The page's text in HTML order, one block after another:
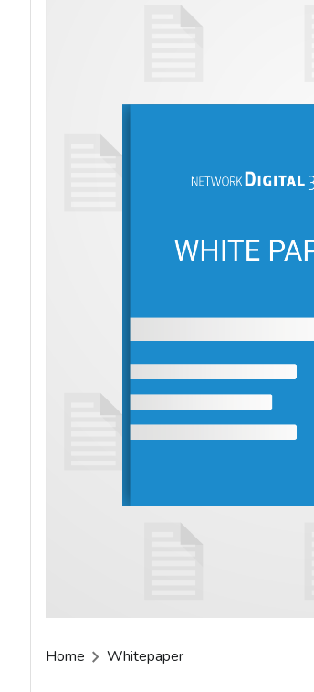
Home Whitepaper